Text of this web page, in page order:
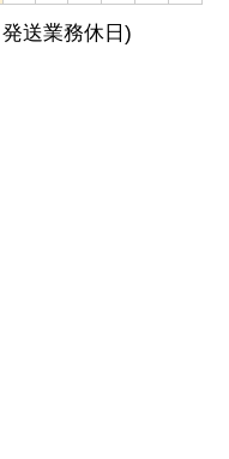
発送業務休日)